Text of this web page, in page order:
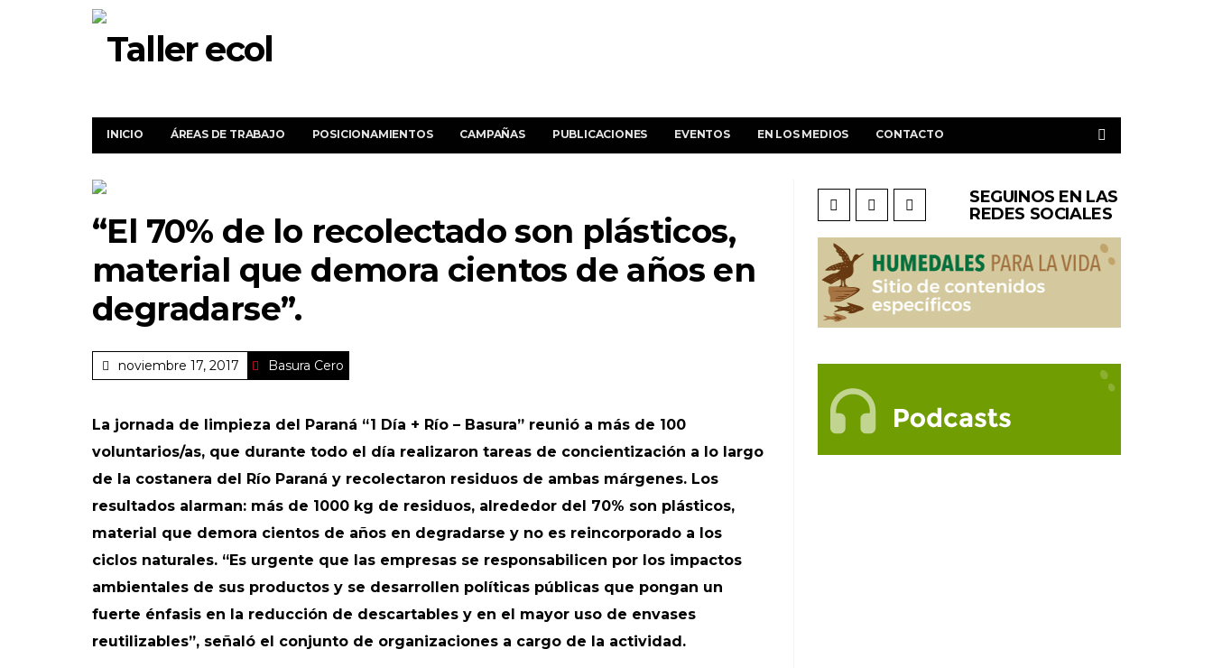
INICIO ÁREAS DE TRABAJO POSICIONAMIENTOS CAMPAÑAS PUBLICACIONES EVENTOS EN LOS MEDIOS CONTACTO
“El 70% de lo recolectado son plásticos,
material que demora cientos de años en
degradarse”.
noviembre 17, 2017 Basura Cero
La jornada de limpieza del Paraná “1 Día + Río – Basura” reunió a más de 100
voluntarios/as, que durante todo el día realizaron tareas de concientización a lo largo
de la costanera del Río Paraná y recolectaron residuos de ambas márgenes. Los
resultados alarman: más de 1000 kg de residuos, alrededor del 70% son plásticos,
material que demora cientos de años en degradarse y no es reincorporado a los
ciclos naturales. “Es urgente que las empresas se responsabilicen por los impactos
ambientales de sus productos y se desarrollen políticas públicas que pongan un
fuerte énfasis en la reducción de descartables y en el mayor uso de envases
reutilizables”, señaló el conjunto de organizaciones a cargo de la actividad.
SEGUINOS EN LAS
REDES SOCIALES